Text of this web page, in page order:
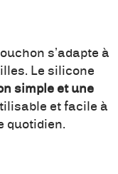
s’adapte à
Le silicone
simple et une
et facile à
quotidien.